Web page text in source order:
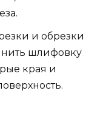
и обрезки
шлифовку
края и